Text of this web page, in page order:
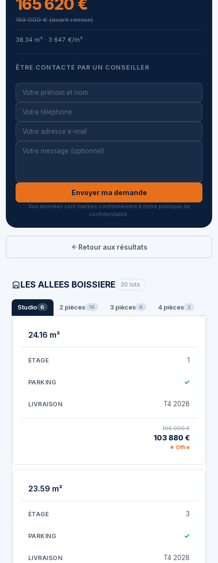
165 620 €
169 000 € (avant remise)
38.34 m² · 3 647 €/m²
ÊTRE CONTACTÉ PAR UN CONSEILLER
Envoyer ma demande
Vos données sont traitées conformément à notre politique de
confidentialité.
Retour aux résultats
LES ALLEES BOISSIERE 30 lots
Studio 6 2 pièces 16 3 pièces 6 4 pièces 2
24.16 m²
1
✓
T4 2028
106 000 €
103 880 €
★ Offre
23.59 m²
3
✓
T4 2028